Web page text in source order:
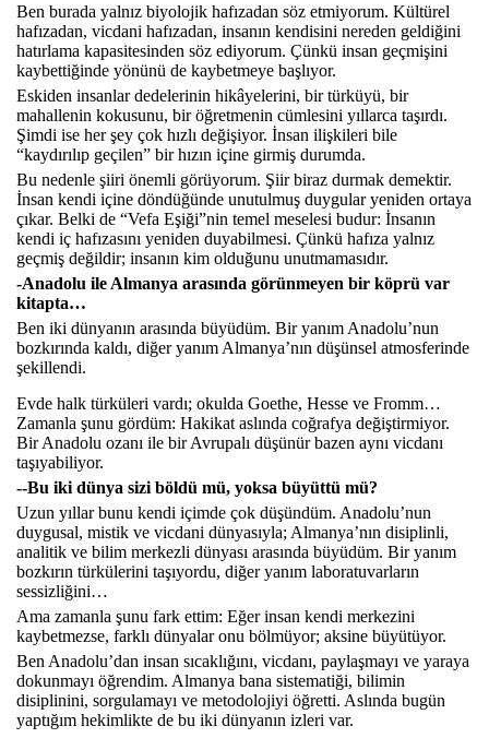
Ben burada yalnız biyolojik hafızadan söz etmiyorum. Kültürel
hafızadan, vicdani hafızadan, insanın kendisini nereden geldiğini
hatırlama kapasitesinden söz ediyorum. Çünkü insan geçmişini
kaybettiğinde yönünü de kaybetmeye başlıyor.
Eskiden insanlar dedelerinin hikâyelerini, bir türküyü, bir
mahallenin kokusunu, bir öğretmenin cümlesini yıllarca taşırdı.
Şimdi ise her şey çok hızlı değişiyor. İnsan ilişkileri bile
“kaydırılıp geçilen” bir hızın içine girmiş durumda.
Bu nedenle şiiri önemli görüyorum. Şiir biraz durmak demektir.
İnsan kendi içine döndüğünde unutulmuş duygular yeniden ortaya
çıkar. Belki de “Vefa Eşiği”nin temel meselesi budur: İnsanın
kendi iç hafızasını yeniden duyabilmesi. Çünkü hafıza yalnız
geçmiş değildir; insanın kim olduğunu unutmamasıdır.
-Anadolu ile Almanya arasında görünmeyen bir köprü var
kitapta…
Ben iki dünyanın arasında büyüdüm. Bir yanım Anadolu’nun
bozkırında kaldı, diğer yanım Almanya’nın düşünsel atmosferinde
şekillendi.
Evde halk türküleri vardı; okulda Goethe, Hesse ve Fromm…
Zamanla şunu gördüm: Hakikat aslında coğrafya değiştirmiyor.
Bir Anadolu ozanı ile bir Avrupalı düşünür bazen aynı vicdanı
taşıyabiliyor.
--Bu iki dünya sizi böldü mü, yoksa büyüttü mü?
Uzun yıllar bunu kendi içimde çok düşündüm. Anadolu’nun
duygusal, mistik ve vicdani dünyasıyla; Almanya’nın disiplinli,
analitik ve bilim merkezli dünyası arasında büyüdüm. Bir yanım
bozkırın türkülerini taşıyordu, diğer yanım laboratuvarların
sessizliğini…
Ama zamanla şunu fark ettim: Eğer insan kendi merkezini
kaybetmezse, farklı dünyalar onu bölmüyor; aksine büyütüyor.
Ben Anadolu’dan insan sıcaklığını, vicdanı, paylaşmayı ve yaraya
dokunmayı öğrendim. Almanya bana sistematiği, bilimin
disiplinini, sorgulamayı ve metodolojiyi öğretti. Aslında bugün
yaptığım hekimlikte de bu iki dünyanın izleri var.